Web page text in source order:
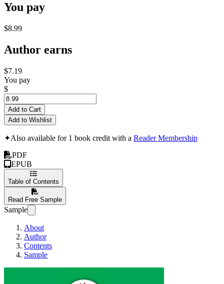
You pay
$8.99
Author earns
$7.19
You pay
$
Add to Cart
Add to Wishlist
✦Also available for 1 book credit with a Reader Membership
PDF
EPUB
Table of Contents
Read Free Sample
Sample
About
Author
Contents
Sample